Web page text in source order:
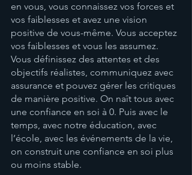
en vous, vous connaissez vos forces et
vos faiblesses et avez une vision
positive de vous-même. Vous acceptez
vos faiblesses et vous les assumez.
Vous définissez des attentes et des
objectifs réalistes, communiquez avec
assurance et pouvez gérer les critiques
de manière positive. On naît tous avec
une confiance en soi à 0. Puis avec le
temps, avec notre éducation, avec
l’école, avec les événements de la vie,
on construit une confiance en soi plus
ou moins stable.